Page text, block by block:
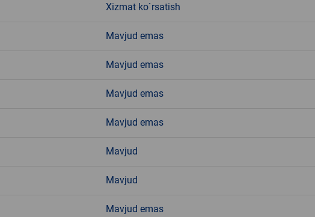
Xizmat ko`rsatish
Mavjud emas
Mavjud emas
Mavjud emas
Mavjud emas
Mavjud
Mavjud
Mavjud emas